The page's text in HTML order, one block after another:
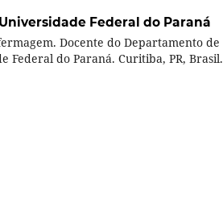
Universidade Federal do Paraná
Docente do Departamento de
Federal do Paraná. Curitiba, PR, Brasil.